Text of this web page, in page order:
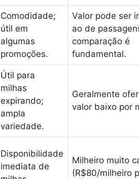
Comodidade;
útil em
algumas
promoções.
Valor pode ser
ao de
comparação é
fundamental.
Útil para
milhas
expirando;
ampla
variedade.
Geralmente
valor baixo por
Disponibilidade
imediata de
Milheiro muito
(R$80/milheiro